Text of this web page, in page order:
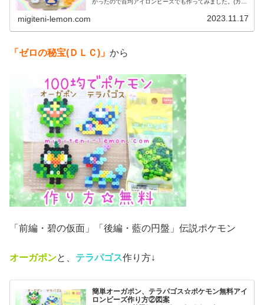
かったので百均アイロンビーズでも作ってみました。(カビ
migiteni-lemon.com 2023.11.17
「ゼロの秘宝(ＤＬＣ)」 から
「前編・碧の仮面」「後編・藍の円盤」伝説ポケモン
オーガポンと、 テラパゴス作り方↓
簡単オーガポン、テラパゴス☆ポケモン無料アイ
ロンビーズ作り方②図案